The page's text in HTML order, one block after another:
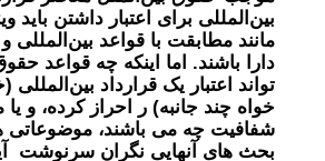
بین‌المللی برای اعتبار داشتن
مانند مطابقت با قواعد بین‌المللی و
دارا باشند. اما اینکه چه قواعد
تواند اعتبار یک قرارداد بین‌المللی
خواه چند جانبه) ر احراز کرده، و یا
شفافیت چه می باشند، موضوعاتی
بحث های آنهایی نگران سرنوشت